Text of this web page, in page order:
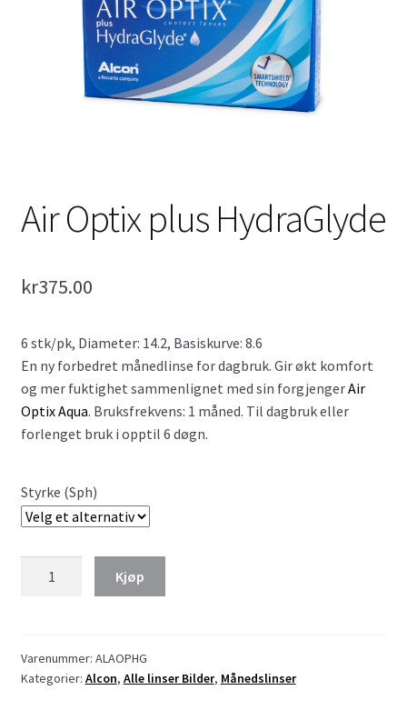
2 ukers linser
Progressive Linser
Air Optix Colors
Air Optix plus HydraGlyde
kr375.00
6 stk/pk, Diameter: 14.2, Basiskurve: 8.6
En ny forbedret månedlinse for dagbruk. Gir økt komfort
og mer fuktighet sammenlignet med sin forgjengerAir
Optix Aqua. Bruksfrekvens: 1 måned. Til dagbruk eller
forlenget bruk i opptil 6 døgn.
Styrke (Sph)
antall
Kjøp
Varenummer: ALAOPHG
Kategorier: Alcon, Alle linser Bilder, Månedslinser